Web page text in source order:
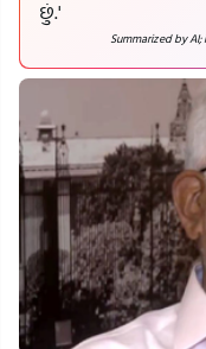
છું.'
Summarized by